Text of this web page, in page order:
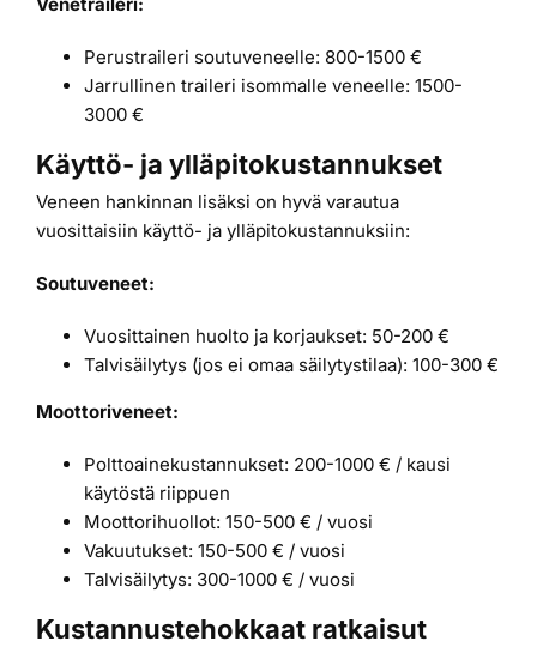
Perustraileri soutuveneelle: 800-1500 €
Jarrullinen traileri isommalle veneelle: 1500-
3000 €
Käyttö- ja ylläpitokustannukset
Veneen hankinnan lisäksi on hyvä varautua
vuosittaisiin käyttö- ja ylläpitokustannuksiin:
Soutuveneet:
Vuosittainen huolto ja korjaukset: 50-200 €
Talvisäilytys (jos ei omaa säilytystilaa): 100-300 €
Moottoriveneet:
Polttoainekustannukset: 200-1000 € / kausi
käytöstä riippuen
Moottorihuollot: 150-500 € / vuosi
Vakuutukset: 150-500 € / vuosi
Talvisäilytys: 300-1000 € / vuosi
Kustannustehokkaat ratkaisut